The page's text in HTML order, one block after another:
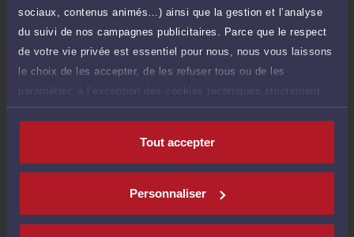
sociaux, contenus animés…) ainsi que la gestion et l’analyse
du suivi de nos campagnes publicitaires. Parce que le respect
de votre vie privée est essentiel pour nous, nous vous laissons
le choix de les accepter, de les refuser tous ou de les
paramétrer, à l’exception des cookies techniques strictement
nécessaires au fonctionnement du site.
Tout accepter
Personnaliser
Consultation écrite
Etude de votre dossier + possibilité
d'ajout d'une pièce jointe
240 €
TTC
Consulter par écrit
Compétences
Droit immobilier